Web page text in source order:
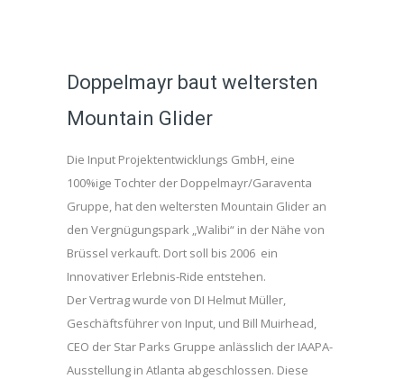
Doppelmayr baut weltersten
Mountain Glider
Die Input Projektentwicklungs GmbH, eine
100%ige Tochter der Doppelmayr/Garaventa
Gruppe, hat den weltersten Mountain Glider an
den Vergnügungspark „Walibi“ in der Nähe von
Brüssel verkauft. Dort soll bis 2006 ein
Innovativer Erlebnis-Ride entstehen.
Der Vertrag wurde von DI Helmut Müller,
Geschäftsführer von Input, und Bill Muirhead,
CEO der Star Parks Gruppe anlässlich der IAAPA-
Ausstellung in Atlanta abgeschlossen. Diese